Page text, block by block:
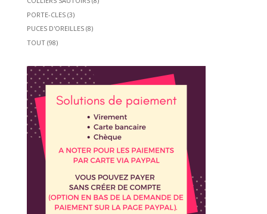
PORTE-CLES (3)
PUCES D'OREILLES (8)
TOUT (98)